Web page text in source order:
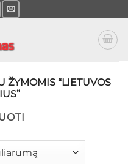
ŽYMOMIS “LIETUVOS